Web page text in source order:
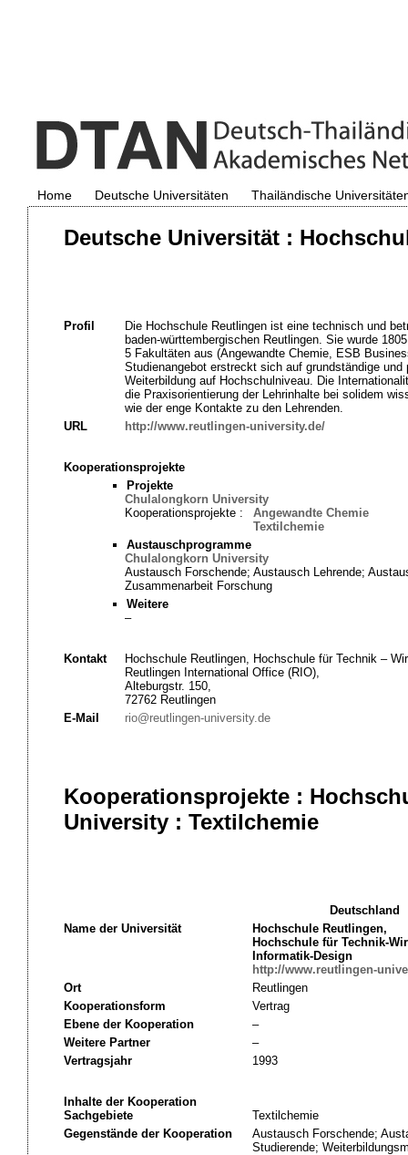
Home Deutsche Universitäten Thailändische
Deutsche Universität :
Profil
Die Hochschule Reutlingen ist eine technisch und
baden-württembergischen Reutlingen. Sie wurde
5 Fakultäten aus (Angewandte Chemie, ESB
Studienangebot erstreckt sich auf grundständige
Weiterbildung auf Hochschulniveau. Die
die Praxisorientierung der Lehrinhalte bei solidem
wie der enge Kontakte zu den Lehrenden.
URL
http://www.reutlingen-university.de/
Kooperationsprojekte
Projekte
Chulalongkorn University
Kooperationsprojekte :
Angewandte Chemie
Textilchemie
Austauschprogramme
Chulalongkorn University
Austausch Forschende; Austausch Lehrende;
Zusammenarbeit Forschung
Weitere
–
Kontakt
Hochschule Reutlingen, Hochschule für Technik –
Reutlingen International Office (RIO),
Alteburgstr. 150,
72762 Reutlingen
E-Mail
rio@reutlingen-university.de
Kooperationsprojekte :
University : Textilchemie
Deutschland
Name der Universität
Hochschule Reutlingen,
Hochschule für Technik-
Informatik-Design
http://www.reutlingen-
Ort
Reutlingen
Kooperationsform
Vertrag
Ebene der Kooperation
–
Weitere Partner
–
Vertragsjahr
1993
Inhalte der Kooperation
Sachgebiete
Textilchemie
Gegenstände der Kooperation
Austausch Forschende;
Studierende;